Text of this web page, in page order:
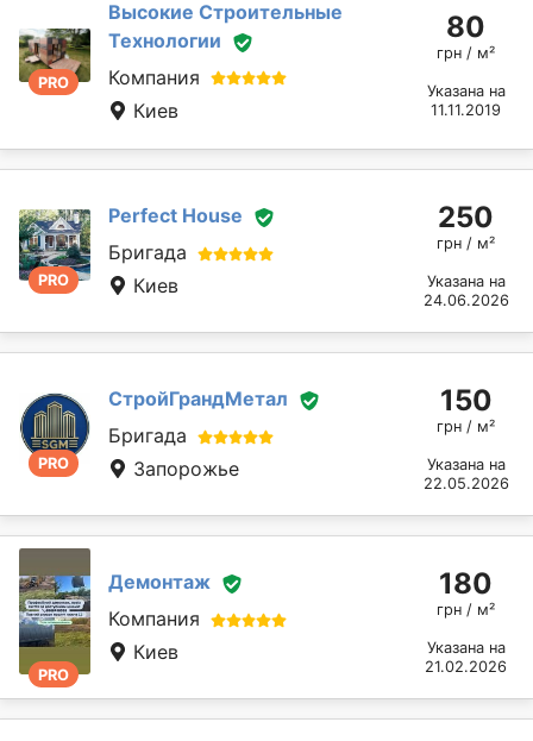
PRO
Высокие Строительные
Технологии
Компания
Киев
80
грн / м²
Указана на
11.11.2019
PRO
Perfect House
Бригада
Киев
250
грн / м²
Указана на
24.06.2026
PRO
СтройГрандМетал
Бригада
Запорожье
150
грн / м²
Указана на
22.05.2026
PRO
Демонтаж
Компания
Киев
180
грн / м²
Указана на
21.02.2026